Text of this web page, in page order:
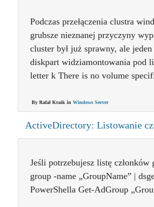
Podczas przełączenia clustra
grubsze nieznanej przyczyny
cluster był już sprawny, ale
diskpart widziamontowania pod
letter k There is no volume
By Rafał Kraik in Windows Server
ActiveDirectory: Listowanie
Jeśli potrzebujesz listę
group -name „GroupName” |
PowerShella Get-AdGroup